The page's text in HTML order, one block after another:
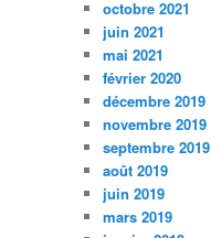
octobre 2021
juin 2021
mai 2021
février 2020
décembre 2019
novembre 2019
septembre 2019
août 2019
juin 2019
mars 2019